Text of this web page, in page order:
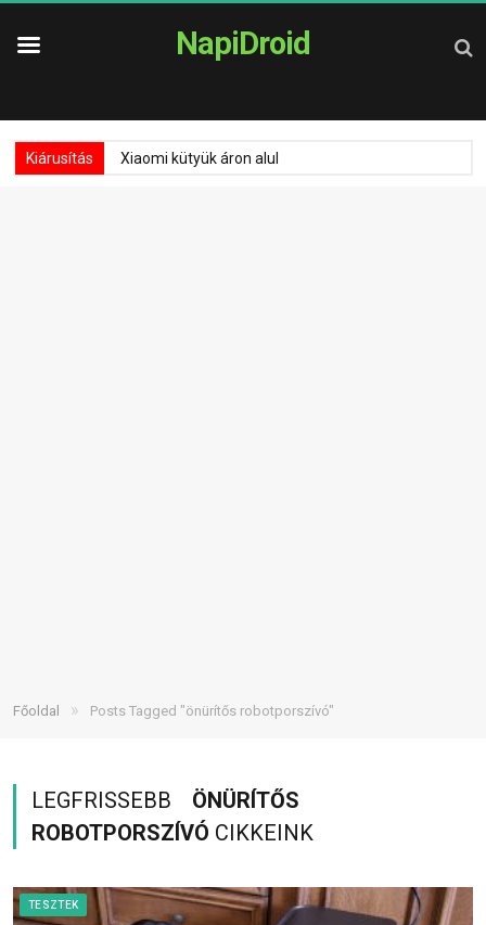
NapiDroid
Kiárusítás Xiaomi kütyük áron alul
Főoldal » Posts Tagged "önürítős robotporszívó"
LEGFRISSEBB
ÖNÜRÍTŐS
ROBOTPORSZÍVÓ CIKKEINK
TESZTEK